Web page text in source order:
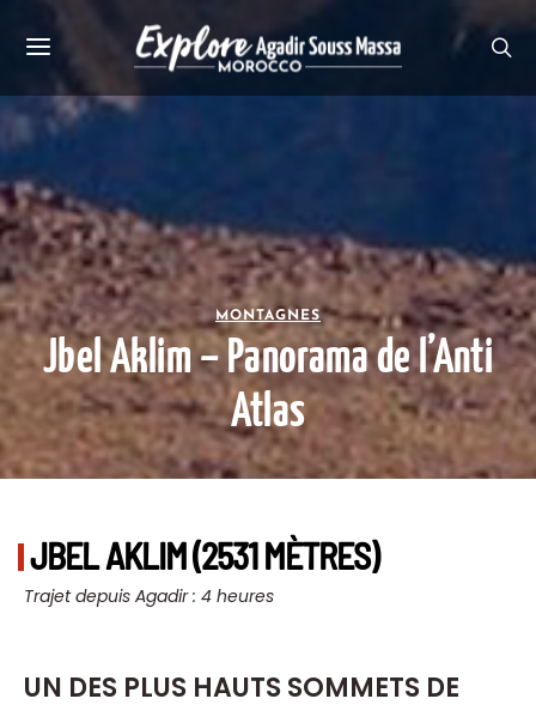
MONTAGNES
Jbel Aklim – Panorama de l’Anti
Atlas
JBEL AKLIM (2531 MÈTRES)
Trajet depuis Agadir : 4 heures
UN DES PLUS HAUTS SOMMETS DE